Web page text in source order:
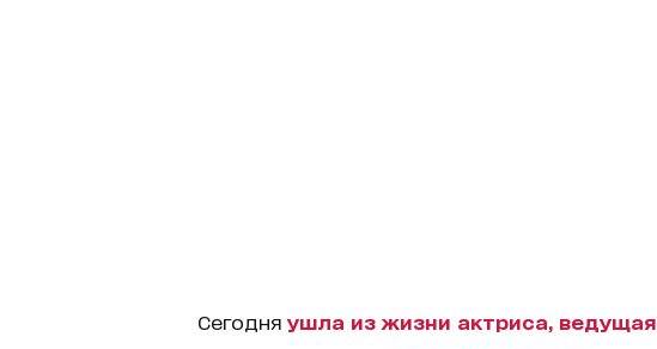
Сегодняушла из жизни актриса, ведущая